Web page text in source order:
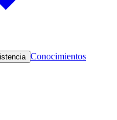
Conocimientos